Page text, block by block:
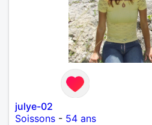
julye-02
Soissons - 54 ans